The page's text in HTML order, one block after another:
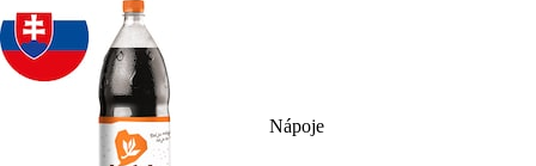
Nápoje